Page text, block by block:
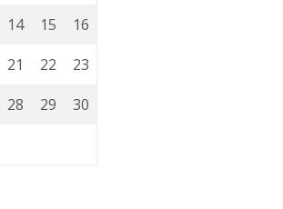
14 15
16
21 22
23
28 29
30